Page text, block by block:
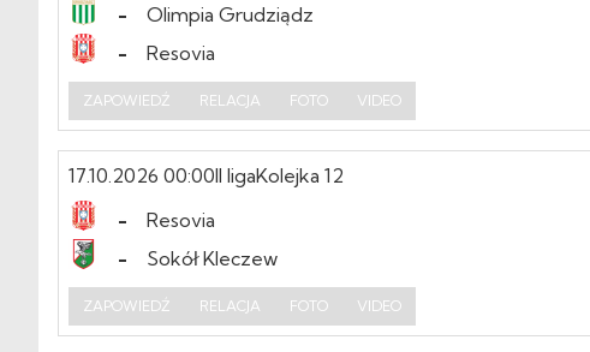
-
Olimpia Grudziądz
-
Resovia
ZAPOWIEDŹ RELACJA FOTO VIDEO
17.10.2026 00:00II ligaKolejka 12
-
Resovia
-
Sokół Kleczew
ZAPOWIEDŹ RELACJA FOTO VIDEO